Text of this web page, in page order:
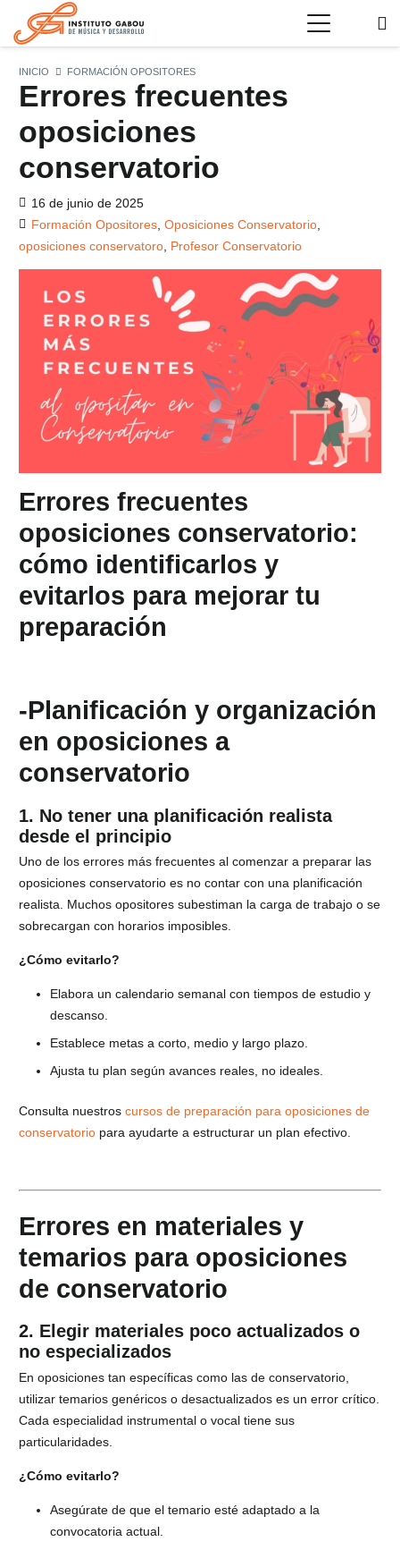
INICIO FORMACIÓN OPOSITORES
Errores frecuentes
oposiciones
conservatorio
16 de junio de 2025
Formación Opositores, Oposiciones Conservatorio,
oposiciones conservatoro Profesor Conservatorio
Errores frecuentes
oposiciones conservatorio:
cómo identificarlos y
evitarlos para mejorar tu
preparación
-Planificación y organización
en oposiciones a
conservatorio
1. No tener una planificación realista
desde el principio
Uno de los errores más frecuentes al comenzar a preparar las
oposiciones conservatorio es no contar con una planificación
realista. Muchos opositores subestiman la carga de trabajo o se
sobrecargan con horarios imposibles.
¿Cómo evitarlo?
Elabora un calendario semanal con tiempos de estudio y
descanso.
Establece metas a corto, medio y largo plazo.
Ajusta tu plan según avances reales, no ideales.
Consulta nuestros cursos de preparación para oposiciones de
conservatorio para ayudarte a estructurar un plan efectivo.
Errores en materiales y
temarios para oposiciones
de conservatorio
2. Elegir materiales poco actualizados o
no especializados
En oposiciones tan específicas como las de conservatorio,
utilizar temarios genéricos o desactualizados es un error crítico.
Cada especialidad instrumental o vocal tiene sus
particularidades.
¿Cómo evitarlo?
Asegúrate de que el temario esté adaptado a la
convocatoria actual.